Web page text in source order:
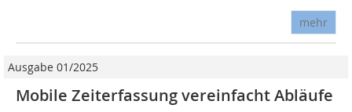
mehr
Ausgabe 01/2025
Mobile Zeiterfassung vereinfacht Abläufe